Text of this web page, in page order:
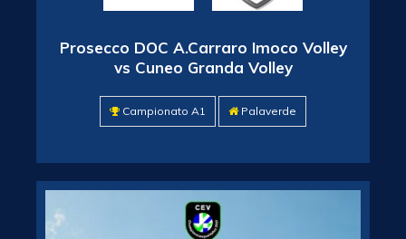
Prosecco DOC A.Carraro Imoco Volley
vs Cuneo Granda Volley
Campionato A1 Palaverde